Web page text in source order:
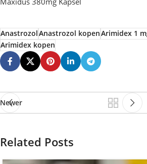
AnastrozolAnastrozol kopenArimidex 1
Arimidex kopen
Newer
Related Posts